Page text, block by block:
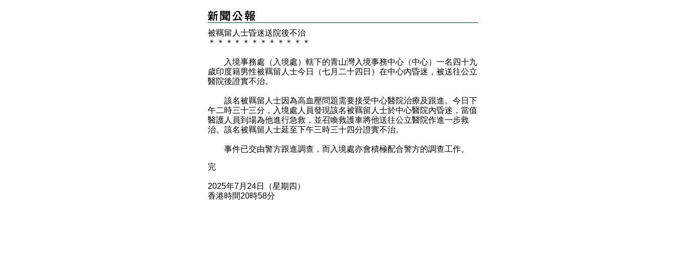
被羈留人士昏迷送院後不治
＊
＊ ＊ ＊ ＊ ＊ ＊ ＊ ＊ ＊ ＊ ＊
​入境事務處（入境處）轄下的青山灣入境事務中心（中心）一名四十九
歲印度籍男性被羈留人士今日（七月二十四日）在中心內昏迷，被送往公立
醫院後證實不治。
該名被羈留人士因為高血壓問題需要接受中心醫院治療及跟進。今日下
午二時三十三分，入境處人員發現該名被羈留人士於中心醫院內昏迷，當值
醫護人員到場為他進行急救，並召喚救護車將他送往公立醫院作進一步救
治。該名被羈留人士延至下午三時三十四分證實不治。
事件已交由警方跟進調查，而入境處亦會積極配合警方的調查工作。
完
2025年7月24日（星期四）
香港時間20時58分